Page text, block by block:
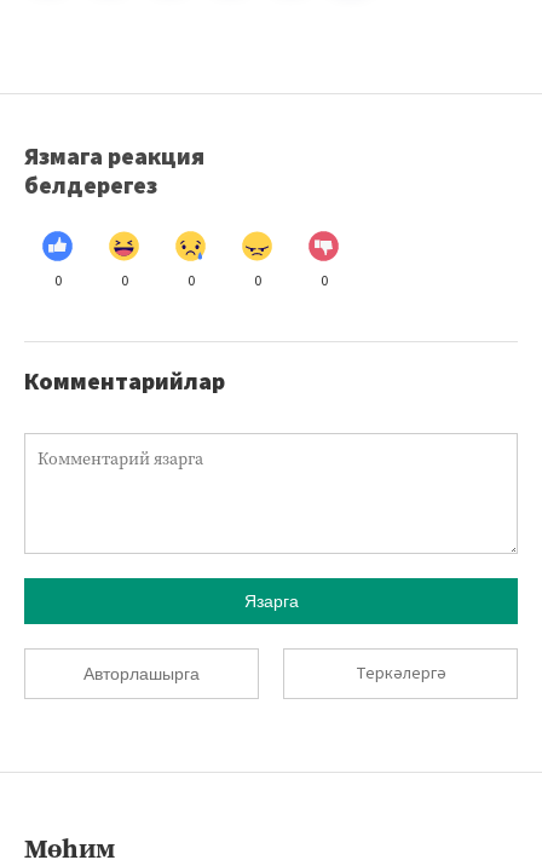
Язмага реакция
белдерегез
0 0 0 0 0
Комментарийлар
Язарга
Авторлашырга Теркәлергә
Мөһим